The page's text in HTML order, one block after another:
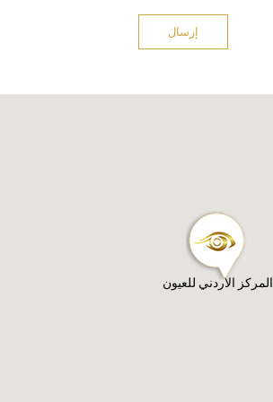
المركز الاردني للعيون